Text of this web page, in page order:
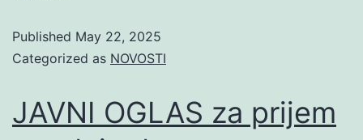
Published May 22, 2025
Categorized as NOVOSTI
JAVNI OGLAS za prijem